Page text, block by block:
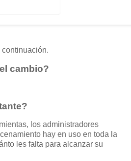
cambio?
los administradores
hay en uso en toda la
les falta para alcanzar su